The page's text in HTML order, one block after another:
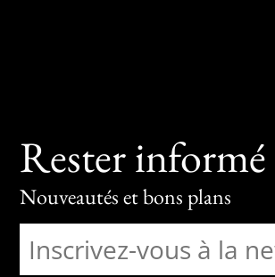
Rester informé
Nouveautés et bons plans